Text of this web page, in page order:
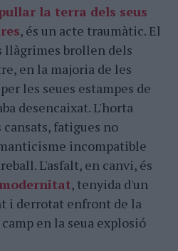
la terra dels seus
, és un acte traumàtic. El
llàgrimes brollen dels
en la majoria de les
les seues estampes de
desencaixat. L'horta
fatigues no
incompatible
L'asfalt, en canvi, és
, tenyida d'un
i derrotat enfront de la
en la seua explosió